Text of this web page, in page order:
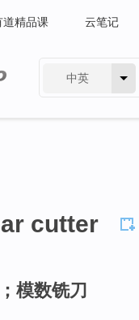
道精品课 云笔记
中英
cutter
模数铣刀